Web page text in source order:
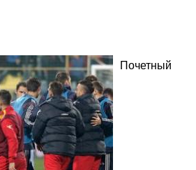
Почетный